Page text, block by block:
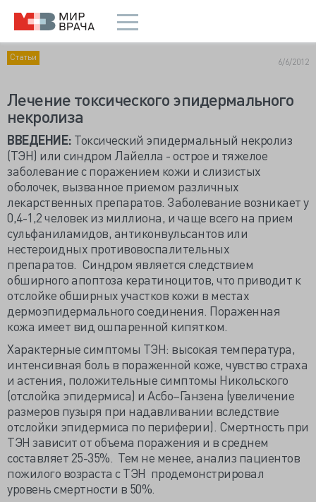
Статьи 6/6/2012
Лечение токсического эпидермального
некролиза
ВВЕДЕНИЕ: Токсический эпидермальный некролиз
(ТЭН) или синдром Лайелла - острое и тяжелое
заболевание с поражением кожи и слизистых
оболочек, вызванное приемом различных
лекарственных препаратов. Заболевание возникает у
0,4-1,2 человек из миллиона, и чаще всего на прием
сульфаниламидов, антиконвульсантов или
нестероидных противовоспалительных
препаратов. Синдром является следствием
обширного апоптоза кератиноцитов, что приводит к
отслойке обширных участков кожи в местах
дермоэпидермального соединения. Пораженная
кожа имеет вид ошпаренной кипятком.
Характерные симптомы ТЭН: высокая температура,
интенсивная боль в пораженной коже, чувство страха
и астения, положительные симптомы Никольского
(отслойка эпидермиса) и Асбо–Ганзена (увеличение
размеров пузыря при надавливании вследствие
отслойки эпидермиса по периферии). Смертность при
ТЭН зависит от объема поражения и в среднем
составляет 25-35%. Тем не менее, анализ пациентов
пожилого возраста с ТЭН продемонстрировал
уровень смертности в 50%.